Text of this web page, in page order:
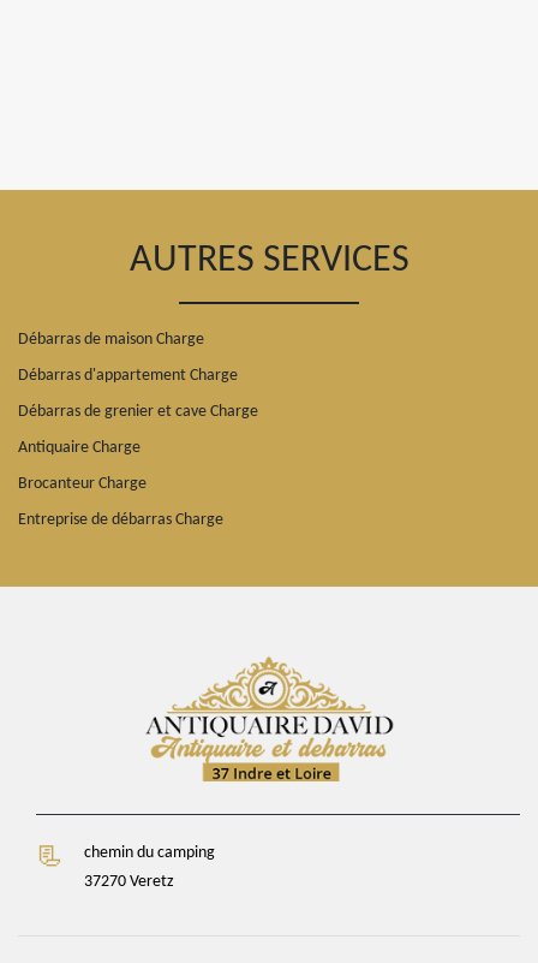
AUTRES SERVICES
Débarras de maison Charge
Débarras d'appartement Charge
Débarras de grenier et cave Charge
Antiquaire Charge
Brocanteur Charge
Entreprise de débarras Charge
chemin du camping
37270 Veretz